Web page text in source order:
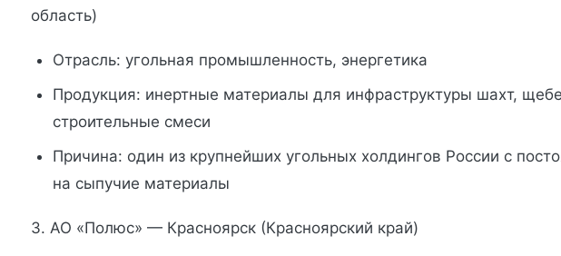
область)
Отрасль: угольная промышленность, энергетика
Продукция: инертные материалы для инфраструктуры шахт,
строительные смеси
Причина: один из крупнейших угольных холдингов России с
на сыпучие материалы
3. АО «Полюс» — Красноярск (Красноярский край)